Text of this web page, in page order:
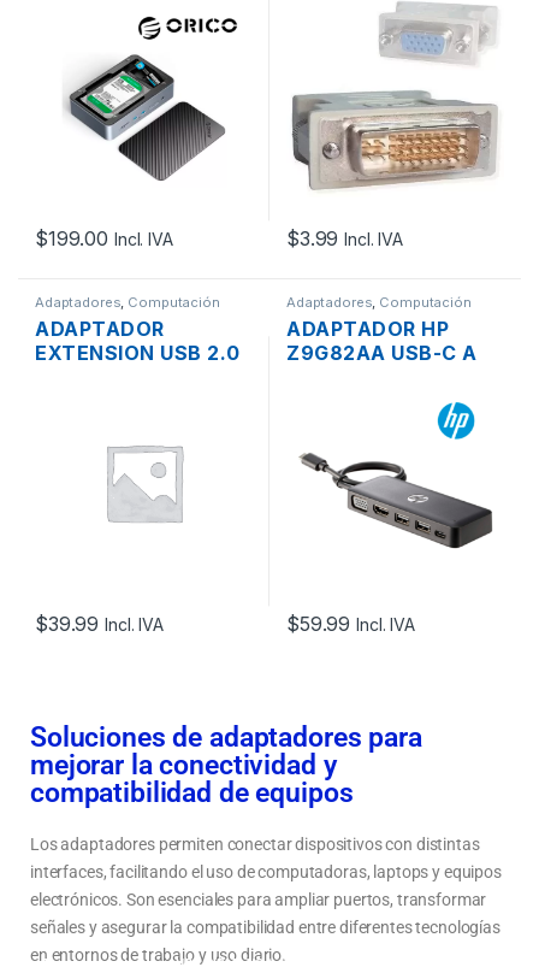
BK-EP 2XUSB-C,
RJ45, 2XUSB 3.0,
SD-CARD, HDMI, SSD
NVME
$199.00 Incl. IVA $3.99 Incl. IVA
Adaptadores Computación
ADAPTADOR
EXTENSION USB 2.0
$39.99 Incl. IVA
Adaptadores Computación
ADAPTADOR HP
Z9G82AA USB-C A
HDMI + 2XUSB +
$59.99 Incl. IVA
Soluciones de adaptadores para
mejorar la conectividad y
compatibilidad de equipos
Los adaptadores permiten conectar dispositivos con distintas
interfaces, facilitando el uso de computadoras, laptops y equipos
electrónicos. Son esenciales para ampliar puertos, transformar
señales y asegurar la compatibilidad entre diferentes tecnologías
en entornos de trabajo y uso diario.
Tipos de adaptadores: USB, HDMI, VGA, tipo C y más